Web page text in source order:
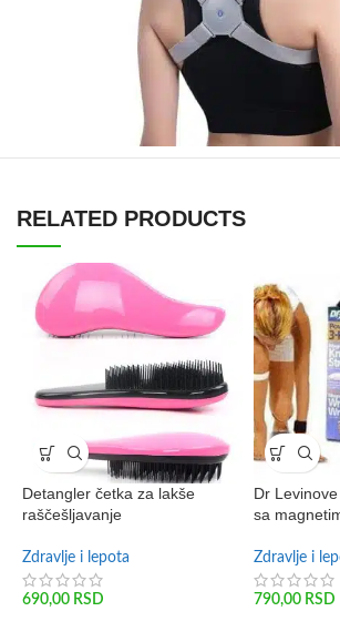
RELATED PRODUCTS
Detangler četka za lakše
raščešljavanje
Zdravlje i lepota
690,00 RSD
Dr
sa
Zdravlje i
790,00 RSD